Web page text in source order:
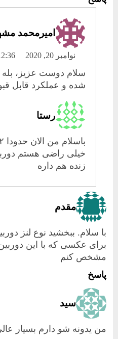
امیرمحمد
نوامبر 20, 2020
سلام دوست عزیز، بله
شده و عملکرد قابل
رستا
زنده هم داره
مقدم
با سلام. ببخشید نوع لنز
برای عکسی که با این دوربین
مشخص کنم
پاسخ
سید
من یدونه شو دارم بسیار